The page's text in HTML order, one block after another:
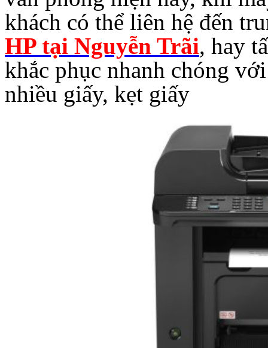
khách có thể liên hệ đến
HP tại Nguyễn Trãi, hay
khắc phục nhanh chóng
nhiều giấy, kẹt giấy